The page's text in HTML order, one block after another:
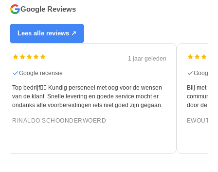
Google Reviews
Lees alle reviews ↗
1 jaar geleden
Google recensie
Top bedrijf👍🏻 Kundig personeel met oog voor de wensen
van de klant. Snelle levering en goede service mocht er
ondanks alle voorbereidingen iets niet goed zijn gegaan.
RINALDO SCHOONDERWOERD
Google
Blij met de
door de
EWOUT